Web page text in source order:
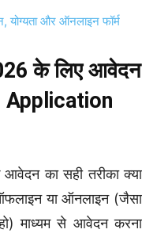
योग्यता और ऑनलाइन फॉर्म
के लिए आवेदन
का सही तरीका क्या
या ऑनलाइन (जैसा
हो) माध्यम से आवेदन करना